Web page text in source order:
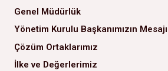
Genel Müdürlük
Yönetim Kurulu Başkanımızın Mesajı
Çözüm Ortaklarımız
İlke ve Değerlerimiz